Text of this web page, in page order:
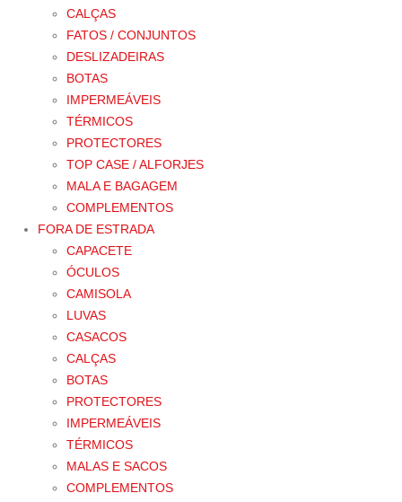
CALÇAS
FATOS / CONJUNTOS
DESLIZADEIRAS
BOTAS
IMPERMEÁVEIS
TÉRMICOS
PROTECTORES
TOP CASE / ALFORJES
MALA E BAGAGEM
COMPLEMENTOS
FORA DE ESTRADA
CAPACETE
ÓCULOS
CAMISOLA
LUVAS
CASACOS
CALÇAS
BOTAS
PROTECTORES
IMPERMEÁVEIS
TÉRMICOS
MALAS E SACOS
COMPLEMENTOS